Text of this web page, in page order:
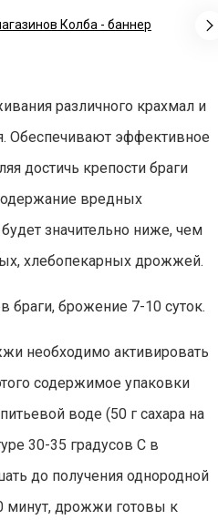
различного крахмал и
Обеспечивают эффективное
достичь крепости браги
вредных
значительно ниже, чем
хлебопекарных дрожжей.
браги, брожение 7-10 суток.
необходимо активировать
содержимое упаковки
воде (50 г сахара на
30-35 градусов С в
до получения однородной
минут, дрожжи готовы к